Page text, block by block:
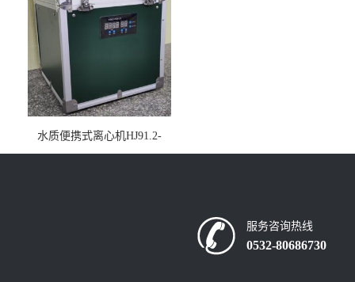
水质便携式离心机HJ91.2-
2022地表水总磷监测内置有
服务咨询热线
0532-80686730